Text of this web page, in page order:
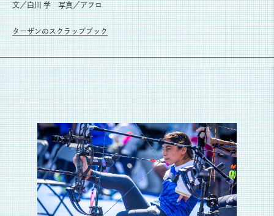
文／白川 学 写真／アフロ
ターザンのスクラップブック